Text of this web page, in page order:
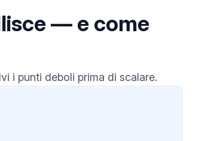
— e come
i punti deboli prima di scalare.